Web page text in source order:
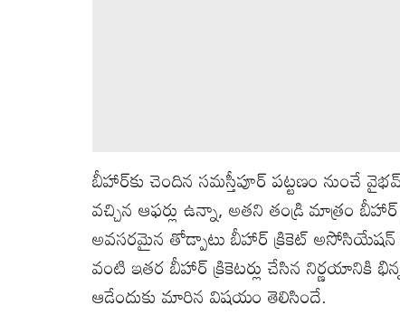
బీహార్‌కు చెందిన సమస్తీపూర్ పట్టణం నుంచే
వచ్చిన ఆఫర్లు ఉన్నా, అతని తండ్రి మాత్రం
అవసరమైన తోడ్పాటు బీహార్ క్రికెట్ అసోసియేషన్‌
వంటి ఇతర బీహార్ క్రికెటర్లు చేసిన నిర్ణయానికి
ఆడేందుకు మారిన విషయం తెలిసిందే.